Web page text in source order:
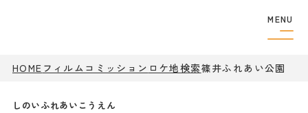
MENU
HOME フィルムコミッション ロケ地検索篠井ふれあい公園
フィルムコミッショ